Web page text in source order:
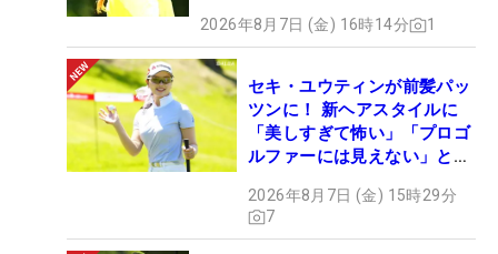
2026年8月7日 (金) 16時14分 1
セキ・ユウティンが前髪パッ
ツンに！ 新ヘアスタイルに
「美しすぎて怖い」「プロゴ
ルファーには見えない」とコ
2026年8月7日 (金) 15時29分
7